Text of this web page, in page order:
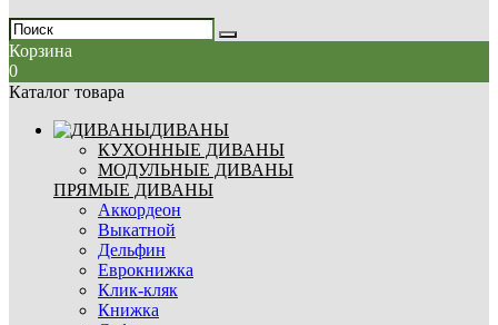
Корзина
0
Каталог товара
ДИВАНЫ
КУХОННЫЕ ДИВАНЫ
МОДУЛЬНЫЕ ДИВАНЫ
ПРЯМЫЕ ДИВАНЫ
Аккордеон
Выкатной
Дельфин
Еврокнижка
Клик-кляк
Книжка